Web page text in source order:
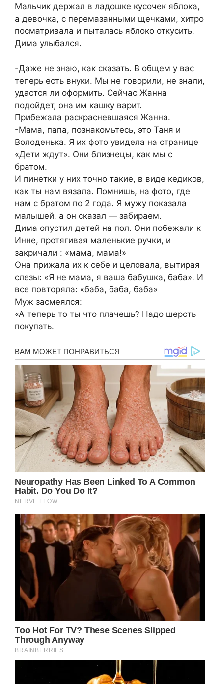
Мальчик держал в ладошке кусочек яблока,
а девочка, с перемазанными щечками, хитро
посматривала и пыталась яблоко откусить.
Дима улыбался.
-Даже не знаю, как сказать. В общем у вас
теперь есть внуки. Мы не говорили, не знали,
удастся ли оформить. Сейчас Жанна
подойдет, она им кашку варит.
Прибежала раскрасневшаяся Жанна.
-Мама, папа, познакомьтесь, это Таня и
Володенька. Я их фото увидела на странице
«Дети ждут». Они близнецы, как мы с
братом.
И пинетки у них точно такие, в виде кедиков,
как ты нам вязала. Помнишь, на фото, где
нам с братом по 2 года. Я мужу показала
малышей, а он сказал — забираем.
Дима опустил детей на пол. Они побежали к
Инне, протягивая маленькие ручки, и
закричали : «мама, мама!»
Она прижала их к себе и целовала, вытирая
слезы: «Я не мама, я ваша бабушка, баба». И
все повторяла: «бaба, бaба, бaба»
Муж засмеялся:
«А теперь то ты что плачешь? Надо шерсть
покупать.